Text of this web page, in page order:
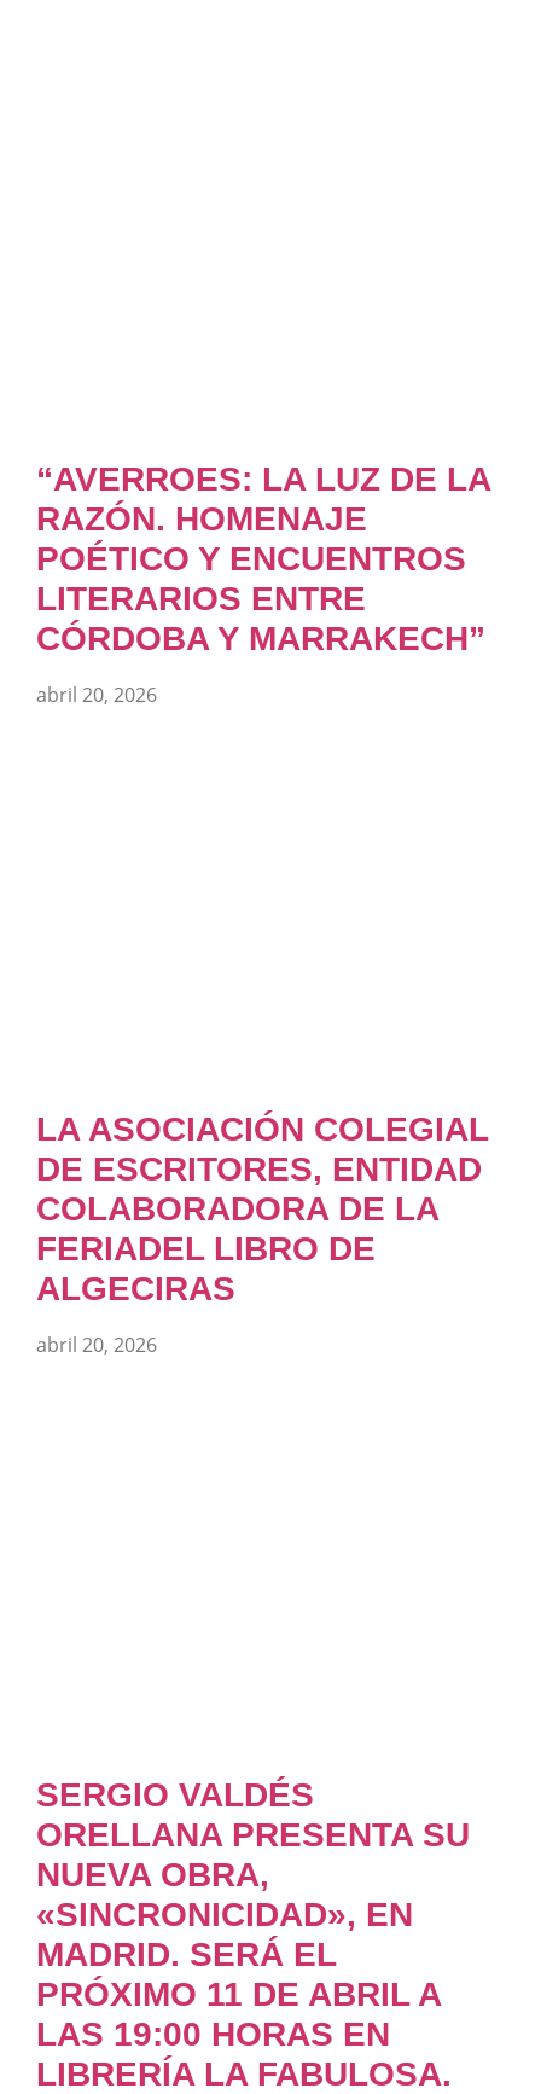
“AVERROES: LA LUZ DE LA
RAZÓN. HOMENAJE
POÉTICO Y ENCUENTROS
LITERARIOS ENTRE
CÓRDOBA Y MARRAKECH”
abril 20, 2026
LA ASOCIACIÓN COLEGIAL
DE ESCRITORES, ENTIDAD
COLABORADORA DE LA
FERIADEL LIBRO DE
ALGECIRAS
abril 20, 2026
SERGIO VALDÉS
ORELLANA PRESENTA SU
NUEVA OBRA,
«SINCRONICIDAD», EN
MADRID. SERÁ EL
PRÓXIMO 11 DE ABRIL A
LAS 19:00 HORAS EN
LIBRERÍA LA FABULOSA.